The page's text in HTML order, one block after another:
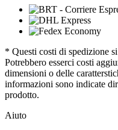
* Questi costi di spedizione
Potrebbero esserci costi
dimensioni o delle
informazioni sono indicate
prodotto.
Aiuto